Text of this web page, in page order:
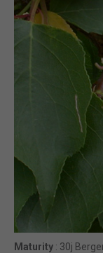
Maturity : 30j